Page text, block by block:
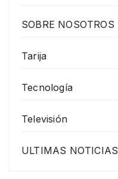
SOBRE NOSOTROS
Tarija
Tecnología
Televisión
ULTIMAS NOTICIAS